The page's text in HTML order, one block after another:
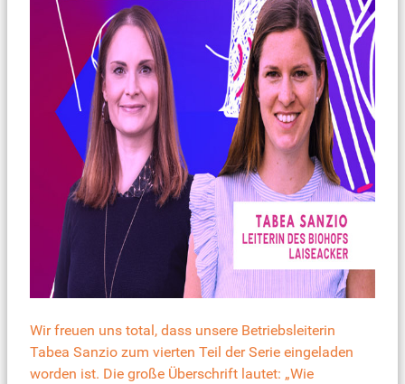
Wir freuen uns total, dass unsere Betriebsleiterin
Tabea Sanzio zum vierten Teil der Serie eingeladen
worden ist. Die große Überschrift lautet: „Wie